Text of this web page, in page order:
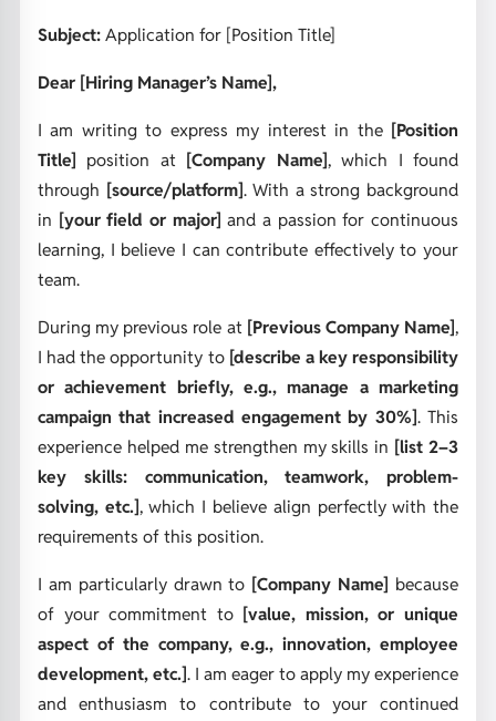
Subject:Application for [Position Title]
Dear [Hiring Manager’s Name],
I am writing to express my interest in the [Position
Title] position at [Company Name], which I found
through [source/platform]. With a strong background
in [your field or major] and a passion for continuous
learning, I believe I can contribute effectively to your
team.
During my previous role at [Previous Company Name],
I had the opportunity to [describe a key responsibility
or achievement briefly, e.g., manage a marketing
campaign that increased engagement by 30%]. This
experience helped me strengthen my skills in [list 2–3
key skills: communication, teamwork, problem-
solving, etc.], which I believe align perfectly with the
requirements of this position.
I am particularly drawn to [Company Name] because
of your commitment to [value, mission, or unique
aspect of the company, e.g., innovation, employee
development, etc.]. I am eager to apply my experience
and enthusiasm to contribute to your continued